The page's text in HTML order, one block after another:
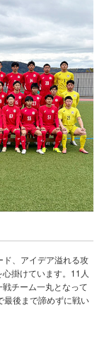
、アイデア溢れる攻
掛けています。11人
チーム一丸となって
最後まで諦めずに戦い